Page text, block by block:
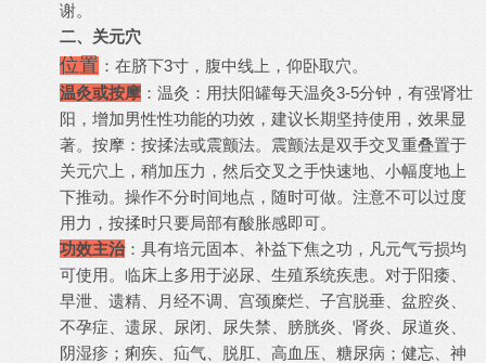
谢。
二、关元穴
位置 ：在脐下3寸，腹中线上，仰卧取穴。
温灸或按摩 ：温灸：用扶阳罐每天温灸3-5分钟，有强肾壮
阳，增加男性性功能的功效，建议长期坚持使用，效果显
著。按摩：按揉法或震颤法。震颤法是双手交叉重叠置于
关元穴上，稍加压力，然后交叉之手快速地、小幅度地上
下推动。操作不分时间地点，随时可做。注意不可以过度
用力，按揉时只要局部有酸胀感即可。
功效主治：具有培元固本、补益下焦之功，凡元气亏损均
可使用。临床上多用于泌尿、生殖系统疾患。对于阳痿、
早泄、遗精、月经不调、宫颈糜烂、子宫脱垂、盆腔炎、
不孕症、遗尿、尿闭、尿失禁、膀胱炎、肾炎、尿道炎、
阴湿疹；痢疾、疝气、脱肛、高血压、糖尿病；健忘、神